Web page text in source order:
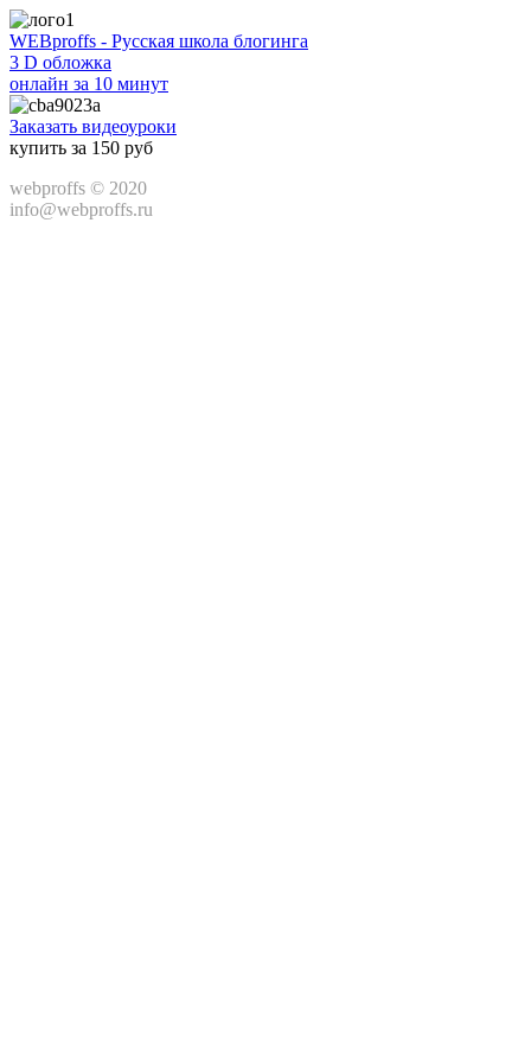
WEBproffs - Русская школа блогинга
3 D обложка
онлайн за 10 минут
Заказать видеоуроки
купить за 150 руб
webproffs © 2020
info@webproffs.ru